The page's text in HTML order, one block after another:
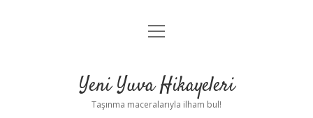
Anasayfa
Yasal Uyarı
menüyü
Yeni Yuva Hikayeleri
Taşınma maceralarıyla ilham bul!